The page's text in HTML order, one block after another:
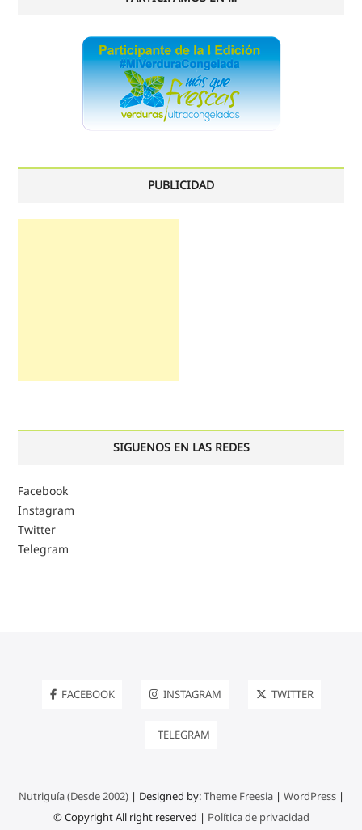
PUBLICIDAD
SIGUENOS EN LAS REDES
Facebook
Instagram
Twitter
Telegram
FACEBOOK INSTAGRAM TWITTER
TELEGRAM
Nutriguía (Desde 2002)| Designed by:Theme Freesia| WordPress|
© Copyright All right reserved | Política de privacidad